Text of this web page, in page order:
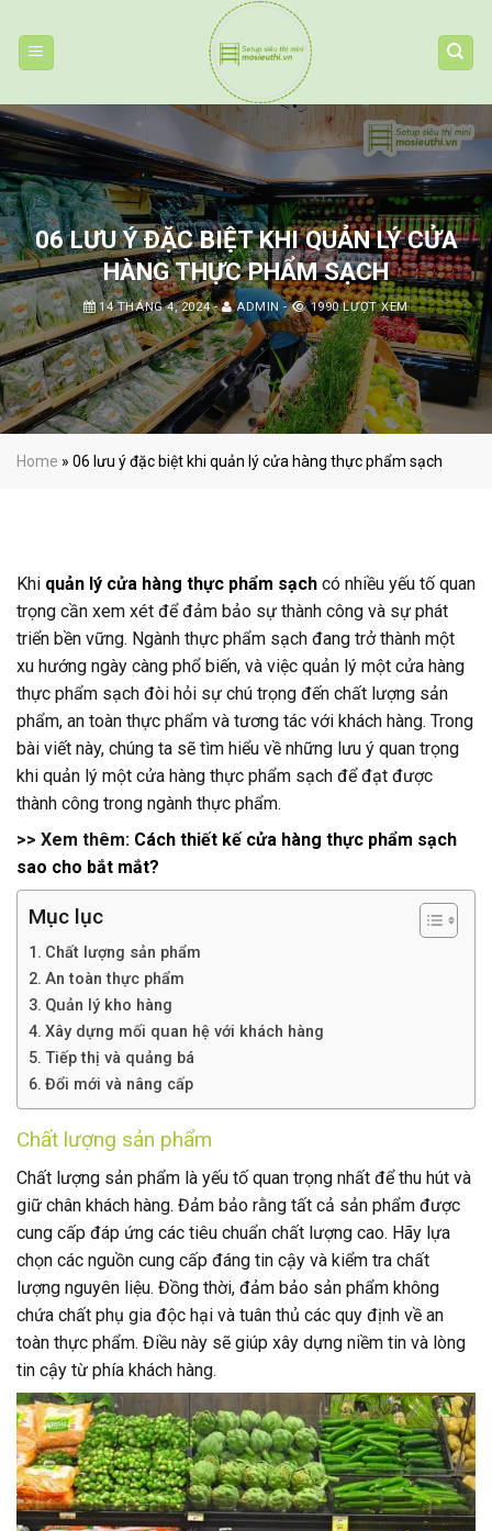
content
06 LƯU Ý ĐẶC BIỆT KHI QUẢN LÝ CỬA
HÀNG THỰC PHẨM SẠCH
14 THÁNG 4, 2024- ADMIN - 1990 LƯỢT XEM
Home » 06 lưu ý đặc biệt khi quản lý cửa hàng thực phẩm sạch
Khi quản lý cửa hàng thực phẩm sạch có nhiều yếu tố quan
trọng cần xem xét để đảm bảo sự thành công và sự phát
triển bền vững. Ngành thực phẩm sạch đang trở thành một
xu hướng ngày càng phổ biến, và việc quản lý một cửa hàng
thực phẩm sạch đòi hỏi sự chú trọng đến chất lượng sản
phẩm, an toàn thực phẩm và tương tác với khách hàng. Trong
bài viết này, chúng ta sẽ tìm hiểu về những lưu ý quan trọng
khi quản lý một cửa hàng thực phẩm sạch để đạt được
thành công trong ngành thực phẩm.
>> Xem thêm: Cách thiết kế cửa hàng thực phẩm sạch
sao cho bắt mắt?
Mục lục
Chất lượng sản phẩm
An toàn thực phẩm
Quản lý kho hàng
Xây dựng mối quan hệ với khách hàng
Tiếp thị và quảng bá
Đổi mới và nâng cấp
Chất lượng sản phẩm
Chất lượng sản phẩm là yếu tố quan trọng nhất để thu hút và
giữ chân khách hàng. Đảm bảo rằng tất cả sản phẩm được
cung cấp đáp ứng các tiêu chuẩn chất lượng cao. Hãy lựa
chọn các nguồn cung cấp đáng tin cậy và kiểm tra chất
lượng nguyên liệu. Đồng thời, đảm bảo sản phẩm không
chứa chất phụ gia độc hại và tuân thủ các quy định về an
toàn thực phẩm. Điều này sẽ giúp xây dựng niềm tin và lòng
tin cậy từ phía khách hàng.